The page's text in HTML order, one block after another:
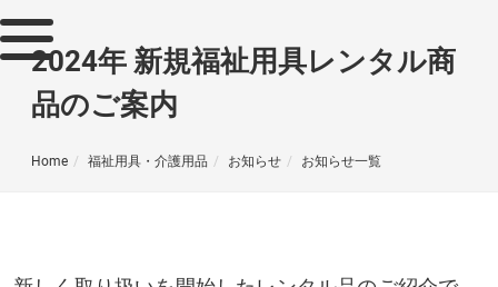
2024年 新規福祉用具レンタル商
品のご案内
Home 福祉用具・介護用品 お知らせ お知らせ一覧